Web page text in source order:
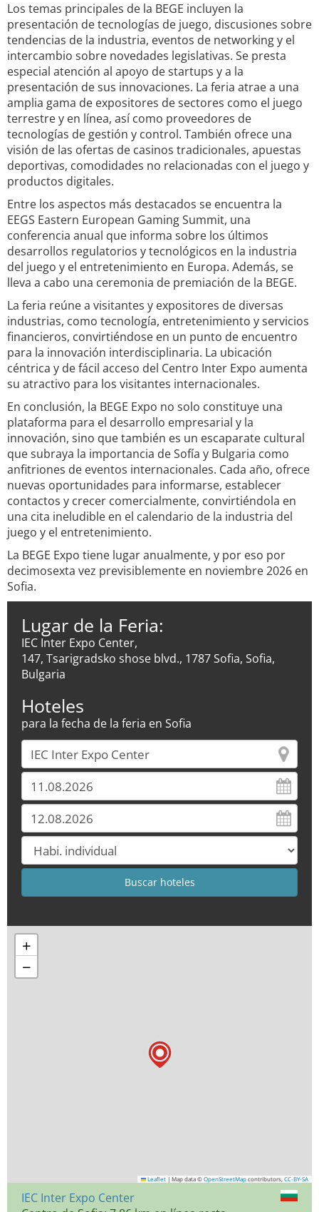
Los temas principales de la BEGE incluyen la
presentación de tecnologías de juego, discusiones sobre
tendencias de la industria, eventos de networking y el
intercambio sobre novedades legislativas. Se presta
especial atención al apoyo de startups y a la
presentación de sus innovaciones. La feria atrae a una
amplia gama de expositores de sectores como el juego
terrestre y en línea, así como proveedores de
tecnologías de gestión y control. También ofrece una
visión de las ofertas de casinos tradicionales, apuestas
deportivas, comodidades no relacionadas con el juego y
productos digitales.
Entre los aspectos más destacados se encuentra la
EEGS Eastern European Gaming Summit, una
conferencia anual que informa sobre los últimos
desarrollos regulatorios y tecnológicos en la industria
del juego y el entretenimiento en Europa. Además, se
lleva a cabo una ceremonia de premiación de la BEGE.
La feria reúne a visitantes y expositores de diversas
industrias, como tecnología, entretenimiento y servicios
financieros, convirtiéndose en un punto de encuentro
para la innovación interdisciplinaria. La ubicación
céntrica y de fácil acceso del Centro Inter Expo aumenta
su atractivo para los visitantes internacionales.
En conclusión, la BEGE Expo no solo constituye una
plataforma para el desarrollo empresarial y la
innovación, sino que también es un escaparate cultural
que subraya la importancia de Sofía y Bulgaria como
anfitriones de eventos internacionales. Cada año, ofrece
nuevas oportunidades para informarse, establecer
contactos y crecer comercialmente, convirtiéndola en
una cita ineludible en el calendario de la industria del
juego y el entretenimiento.
La BEGE Expo tiene lugar anualmente, y por eso por
decimosexta vez previsiblemente en noviembre 2026 en
Sofia.
Lugar de la Feria:
IEC Inter Expo Center,
147, Tsarigradsko shose blvd., 1787 Sofia, Sofia,
Bulgaria
Hoteles
para la fecha de la feria en Sofia
+
−
Leaflet | Map data © OpenStreetMap contributors, CC-BY-SA
IEC Inter Expo Center